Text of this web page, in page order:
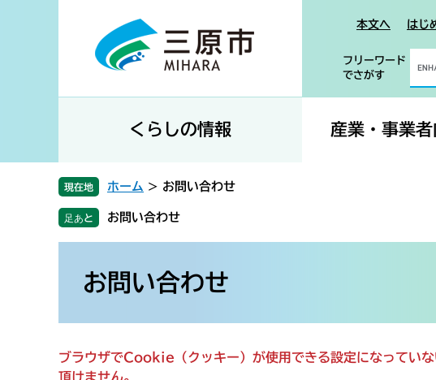
。
て
本文へ はじ
フリーワード
でさがす
くらしの情報 産業・事業
現在地 ホーム > お問い合わせ
お問い合わせ
お問い合わせ
ブラウザでCookie（クッキー）が使用できる設定になってい
頂けません。